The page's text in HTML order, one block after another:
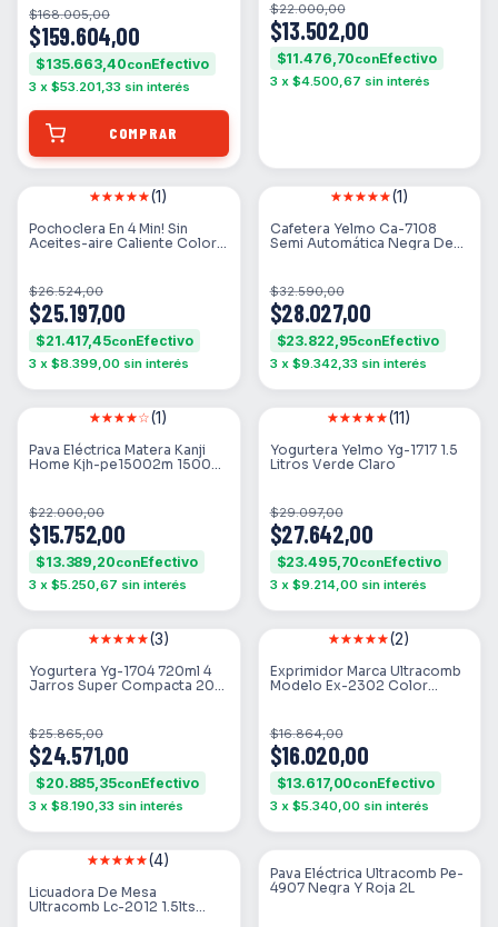
$159.604,00
$168.005,00
$135.663,40con
3 x $53.201,33 sin interés
$13.502,00
$22.000,00
$11.476,70con
3 x $4.500,67 sin interés
SIN STOCK (1)
Pochoclera En 4 Min! Sin
Aceites-aire Caliente Color
$25.197,00
$26.524,00
$21.417,45con
3 x $8.399,00 sin interés
SIN STOCK (1)
Cafetera Yelmo Ca-7108
Semi Automática Negra De
$28.027,00
$32.590,00
$23.822,95con
3 x $9.342,33 sin interés
SIN STOCK (1)
Pava Eléctrica Matera Kanji
Home Kjh-pe15002m 1500w
$15.752,00
$22.000,00
$13.389,20con
3 x $5.250,67 sin interés
SIN STOCK (11)
Yogurtera Yelmo Yg-1717 1.5
Litros Verde Claro
$27.642,00
$29.097,00
$23.495,70con
3 x $9.214,00 sin interés
SIN STOCK (3)
Yogurtera Yg-1704 720ml 4
Jarros Super Compacta 20w
$24.571,00
$25.865,00
$20.885,35con
3 x $8.190,33 sin interés
SIN STOCK (2)
Exprimidor Marca Ultracomb
Modelo Ex-2302 Color
$16.020,00
$16.864,00
$13.617,00con
3 x $5.340,00 sin interés
SIN STOCK (4)
Licuadora De Mesa
Ultracomb Lc-2012 1.5lts
SIN STOCK
Pava Eléctrica Ultracomb Pe-
4907 Negra Y Roja 2L